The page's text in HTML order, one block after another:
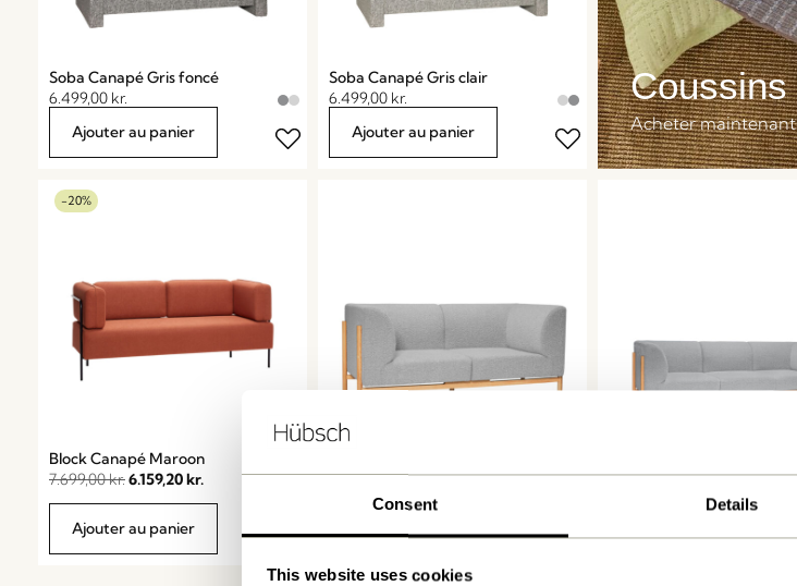
Consent Details
This website uses cookies
Coussins
Acheter maintenant
Soba Canapé Gris foncé
6.499,00 kr.
Ajouter au panier
Soba Canapé Gris clair
6.499,00 kr.
Ajouter au panier
-20%
Block Canapé Maroon
7.699,00kr.6.159,20kr.
Ajouter au panier
Small Gris
9.599,00
Large Gris